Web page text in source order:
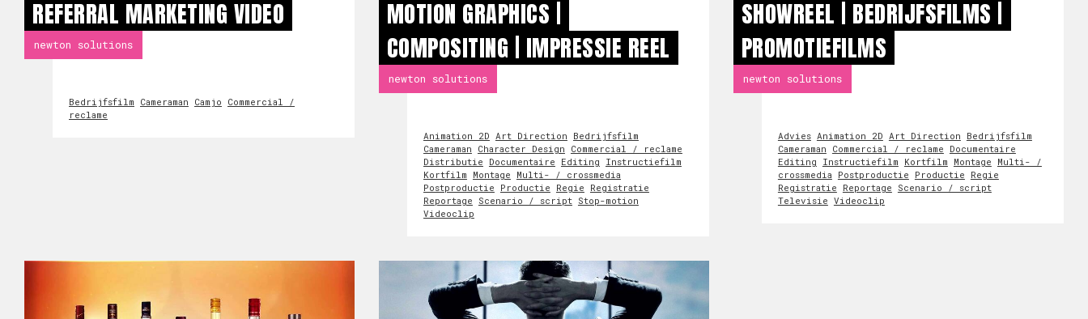
REFERRAL MARKETING VIDEO
newton solutions
Bedrijfsfilm Cameraman Camjo Commercial /
reclame
MOTION GRAPHICS |
COMPOSITING | IMPRESSIE REEL
newton solutions
Animation 2D Art Direction Bedrijfsfilm
Cameraman Character Design Commercial / reclame
Distributie Documentaire Editing Instructiefilm
Kortfilm Montage Multi- / crossmedia
Postproductie Productie Regie Registratie
Reportage Scenario / script Stop-motion
Videoclip
SHOWREEL | BEDRIJFSFILMS |
PROMOTIEFILMS
newton solutions
Advies Animation 2D Art Direction Bedrijfsfilm
Cameraman Commercial / reclame Documentaire
Editing Instructiefilm Kortfilm Montage Multi- /
crossmedia Postproductie Productie Regie
Registratie Reportage Scenario / script
Televisie Videoclip